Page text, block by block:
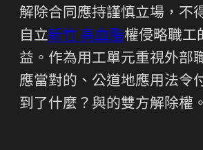
解除合同應持謹慎立場，不
自立新竹 高血脂權侵略職工
益。作為用工單元重視外部
應當對的、公道地應用法令
到了什麼？與的雙方解除權。